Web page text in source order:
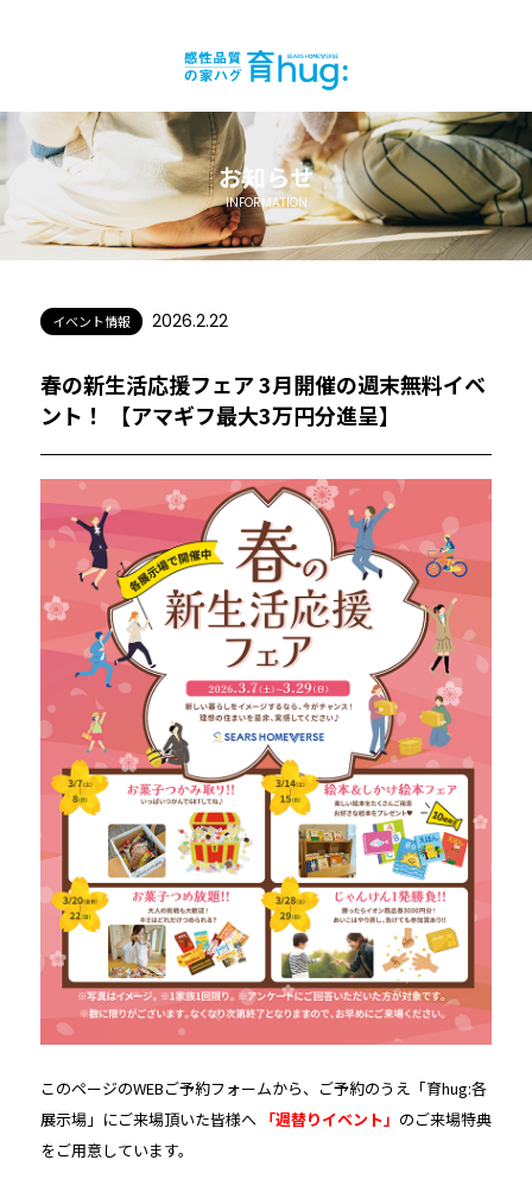
お知らせ
INFORMATION
イベント情報 2026.2.22
春の新生活応援フェア 3月開催の週末無料イベ
ント！ 【アマギフ最大3万円分進呈】
このページのWEBご予約フォームから、ご予約のうえ「育hug:各
展示場」にご来場頂いた皆様へ 「週替りイベント」 のご来場特典
をご用意しています。